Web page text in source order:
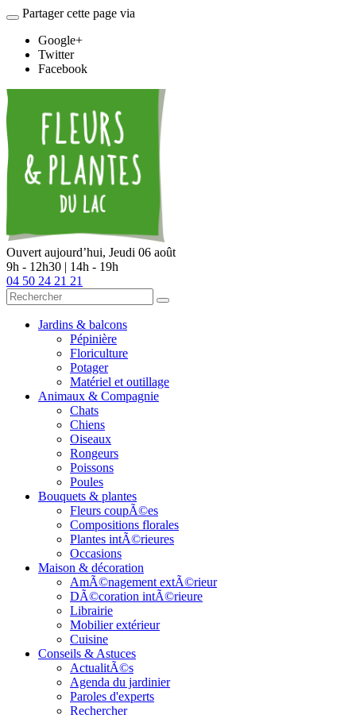
Partager cette page via
Google+
Twitter
Facebook
Ouvert aujourd’hui, Jeudi 06 août
9h - 12h30 | 14h - 19h
04 50 24 21 21
Jardins & balcons
Pépinière
Floriculture
Potager
Matériel et outillage
Animaux & Compagnie
Chats
Chiens
Oiseaux
Rongeurs
Poissons
Poules
Bouquets & plantes
Fleurs coupÃ©es
Compositions florales
Plantes intÃ©rieures
Occasions
Maison & décoration
AmÃ©nagement extÃ©rieur
DÃ©coration intÃ©rieure
Librairie
Mobilier extérieur
Cuisine
Conseils & Astuces
ActualitÃ©s
Agenda du jardinier
Paroles d'experts
Rechercher